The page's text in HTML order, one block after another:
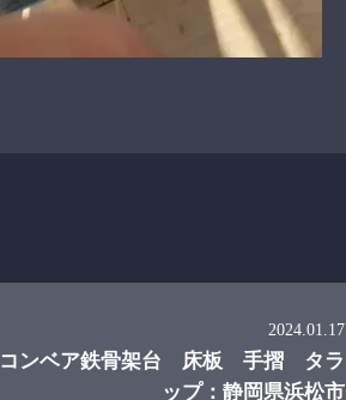
2024.01.17
コンベア鉄骨架台 床板 手摺 タラ
ップ：静岡県浜松市